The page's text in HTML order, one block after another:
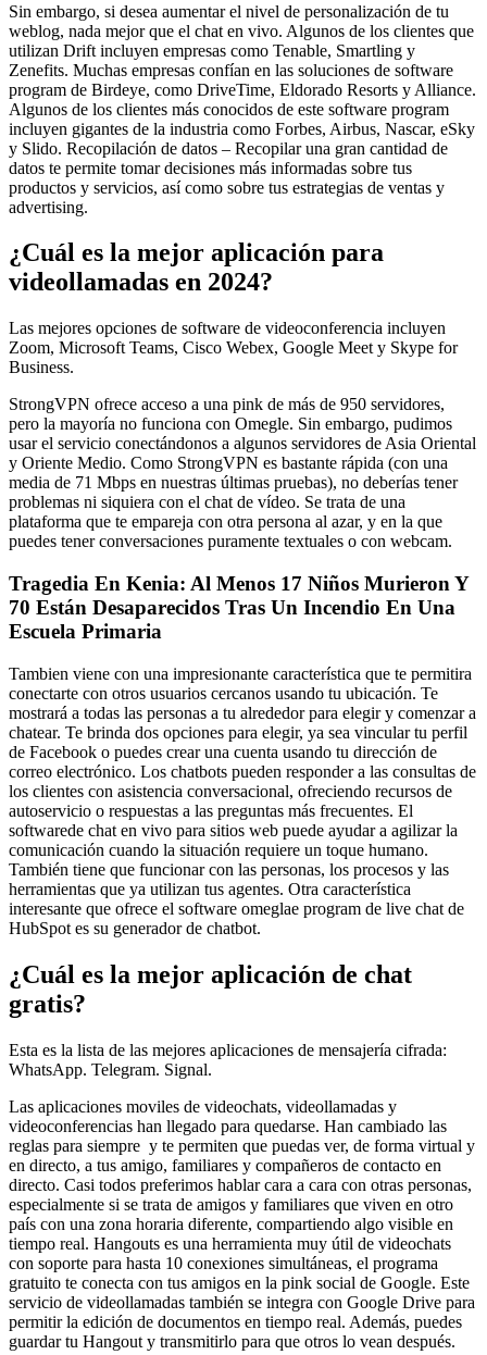
Sin embargo, si desea aumentar el nivel de personalización de tu
weblog, nada mejor que el chat en vivo. Algunos de los clientes que
utilizan Drift incluyen empresas como Tenable, Smartling y
Zenefits. Muchas empresas confían en las soluciones de software
program de Birdeye, como DriveTime, Eldorado Resorts y Alliance.
Algunos de los clientes más conocidos de este software program
incluyen gigantes de la industria como Forbes, Airbus, Nascar, eSky
y Slido. Recopilación de datos – Recopilar una gran cantidad de
datos te permite tomar decisiones más informadas sobre tus
productos y servicios, así como sobre tus estrategias de ventas y
advertising.
¿Cuál es la mejor aplicación para
videollamadas en 2024?
Las mejores opciones de software de videoconferencia incluyen
Zoom, Microsoft Teams, Cisco Webex, Google Meet y Skype for
Business.
StrongVPN ofrece acceso a una pink de más de 950 servidores,
pero la mayoría no funciona con Omegle. Sin embargo, pudimos
usar el servicio conectándonos a algunos servidores de Asia Oriental
y Oriente Medio. Como StrongVPN es bastante rápida (con una
media de 71 Mbps en nuestras últimas pruebas), no deberías tener
problemas ni siquiera con el chat de vídeo. Se trata de una
plataforma que te empareja con otra persona al azar, y en la que
puedes tener conversaciones puramente textuales o con webcam.
Tragedia En Kenia: Al Menos 17 Niños Murieron Y
70 Están Desaparecidos Tras Un Incendio En Una
Escuela Primaria
Tambien viene con una impresionante característica que te permitira
conectarte con otros usuarios cercanos usando tu ubicación. Te
mostrará a todas las personas a tu alrededor para elegir y comenzar a
chatear. Te brinda dos opciones para elegir, ya sea vincular tu perfil
de Facebook o puedes crear una cuenta usando tu dirección de
correo electrónico. Los chatbots pueden responder a las consultas de
los clientes con asistencia conversacional, ofreciendo recursos de
autoservicio o respuestas a las preguntas más frecuentes. El
softwarede chat en vivo para sitios web puede ayudar a agilizar la
comunicación cuando la situación requiere un toque humano.
También tiene que funcionar con las personas, los procesos y las
herramientas que ya utilizan tus agentes. Otra característica
interesante que ofrece el software omeglae program de live chat de
HubSpot es su generador de chatbot.
¿Cuál es la mejor aplicación de chat
gratis?
Esta es la lista de las mejores aplicaciones de mensajería cifrada:
WhatsApp. Telegram. Signal.
Las aplicaciones moviles de videochats, videollamadas y
videoconferencias han llegado para quedarse. Han cambiado las
reglas para siempre y te permiten que puedas ver, de forma virtual y
en directo, a tus amigo, familiares y compañeros de contacto en
directo. Casi todos preferimos hablar cara a cara con otras personas,
especialmente si se trata de amigos y familiares que viven en otro
país con una zona horaria diferente, compartiendo algo visible en
tiempo real. Hangouts es una herramienta muy útil de videochats
con soporte para hasta 10 conexiones simultáneas, el programa
gratuito te conecta con tus amigos en la pink social de Google. Este
servicio de videollamadas también se integra con Google Drive para
permitir la edición de documentos en tiempo real. Además, puedes
guardar tu Hangout y transmitirlo para que otros lo vean después.